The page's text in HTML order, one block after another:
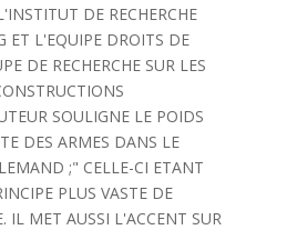
DE RECHERCHE
ET L'EQUIPE DROITS DE
DE RECHERCHE SUR LES
SOULIGNE LE POIDS
DES ARMES DANS LE
;" CELLE-CI ETANT
PLUS VASTE DE
IL MET AUSSI L'ACCENT SUR